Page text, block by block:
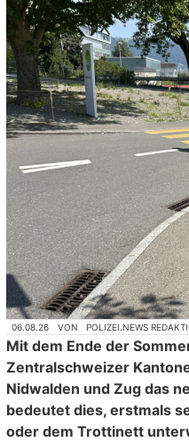
06.08.26 VON POLIZEI.NEWS
Mit dem Ende der
Zentralschweizer
Nidwalden und Zug das
bedeutet dies, erstmals
oder dem Trottinett